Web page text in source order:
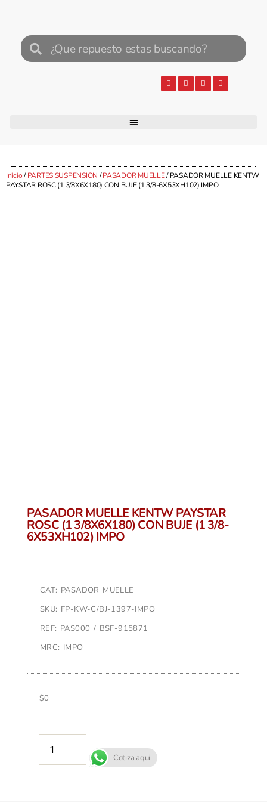
Inicio/PARTES SUSPENSION /PASADOR MUELLE/ PASADOR MUELLE KENTW
PAYSTAR ROSC (1 3/8X6X180) CON BUJE (1 3/8-6X53XH102) IMPO
PASADOR MUELLE KENTW PAYSTAR
ROSC (1 3/8X6X180) CON BUJE (1 3/8-
6X53XH102) IMPO
CAT: PASADOR MUELLE
SKU: FP-KW-C/BJ-1397-IMPO
REF: PAS000 / BSF-915871
MRC: IMPO
$0
Cotiza aqui